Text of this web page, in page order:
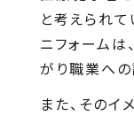
と考えられ
ニフォームは
がり職業への
また、その